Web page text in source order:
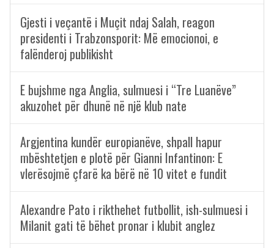
Gjesti i veçantë i Muçit ndaj Salah, reagon
presidenti i Trabzonsporit: Më emocionoi, e
falënderoj publikisht
E bujshme nga Anglia, sulmuesi i “Tre Luanëve”
akuzohet për dhunë në një klub nate
Argjentina kundër europianëve, shpall hapur
mbështetjen e plotë për Gianni Infantinon: E
vlerësojmë çfarë ka bërë në 10 vitet e fundit
Alexandre Pato i rikthehet futbollit, ish-sulmuesi i
Milanit gati të bëhet pronar i klubit anglez